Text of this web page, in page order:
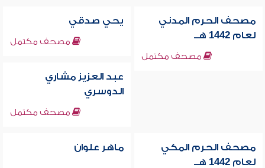
مصحف الحرم المدني
لعام 1442 هــ
مصحف مكتمل
يحي صدقي
مصحف مكتمل
عبد العزيز مشاري
الدوسري
مصحف مكتمل
مصحف الحرم المكي
لعام 1442 هــ
ماهر علوان